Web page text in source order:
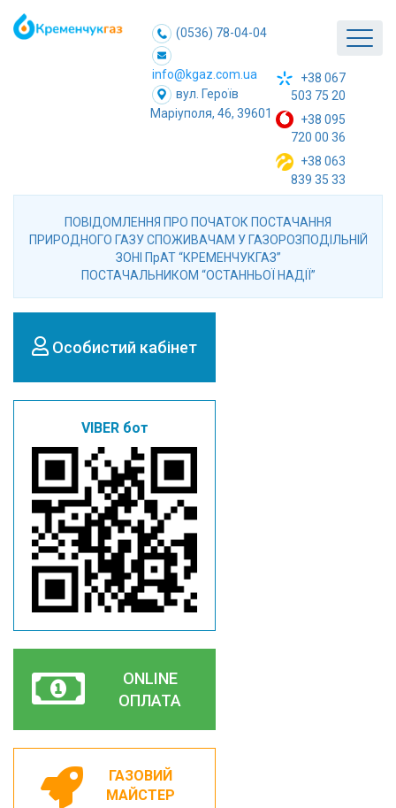
(0536) 78-04-04
info@kgaz.com.ua
вул. Героїв
Маріуполя, 46, 39601
+38 067
503 75 20
+38 095
720 00 36
+38 063
839 35 33
ПОВІДОМЛЕННЯ ПРО ПОЧАТОК ПОСТАЧАННЯ
ПРИРОДНОГО ГАЗУ СПОЖИВАЧАМ У ГАЗОРОЗПОДІЛЬНІЙ
ЗОНІ ПрАТ “КРЕМЕНЧУКГАЗ”
ПОСТАЧАЛЬНИКОМ “ОСТАННЬОЇ НАДІЇ”
Особистий кабінет
VIBER бот
ONLINE
ОПЛАТА
ГАЗОВИЙ
МАЙСТЕР